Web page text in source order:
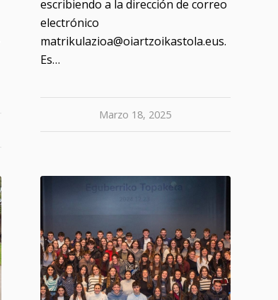
escribiendo a la dirección de correo
electrónico
matrikulazioa@oiartzoikastola.eus.
Es…
Marzo 18, 2025